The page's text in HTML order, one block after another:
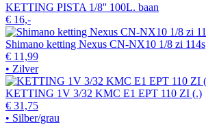
KETTING PISTA 1/8'' 100L. baan
€ 16,-
Shimano ketting Nexus CN-NX10 1/8 zi 114s
€ 11,99
• Zilver
KETTING 1V 3/32 KMC E1 EPT 110 ZI (.)
€ 31,75
• Silber/grau